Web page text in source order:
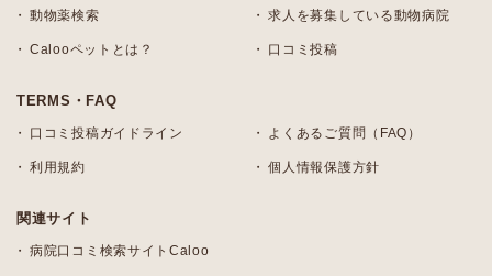
動物薬検索 求人を募集している動物病院
Calooペットとは？ 口コミ投稿
TERMS・FAQ
口コミ投稿ガイドライン よくあるご質問（FAQ）
利用規約 個人情報保護方針
関連サイト
病院口コミ検索サイトCaloo